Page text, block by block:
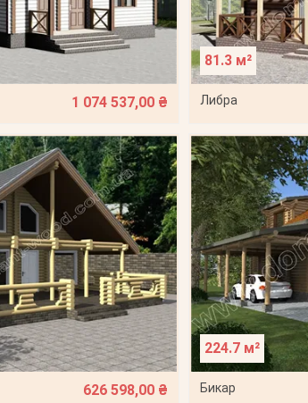
1 074 537,00 ₴
81.3 м²
Либра
626 598,00 ₴
224.7 м²
Бикар